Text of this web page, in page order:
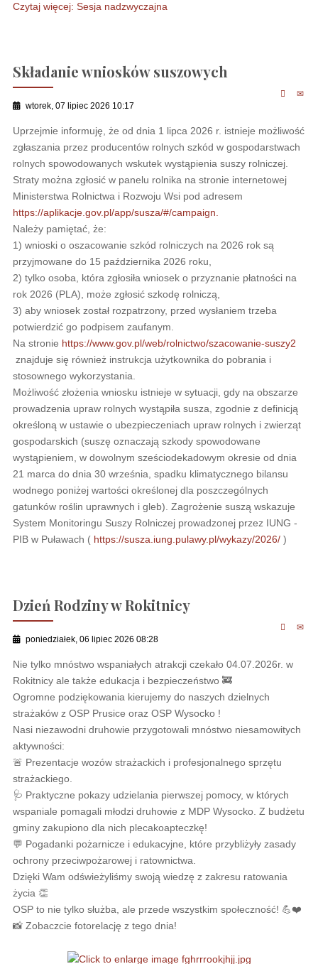
Czytaj więcej: Sesja nadzwyczajna
Składanie wniosków suszowych
wtorek, 07 lipiec 2026 10:17
Uprzejmie informuję, że od dnia 1 lipca 2026 r. istnieje możliwość
zgłaszania przez producentów rolnych szkód w gospodarstwach
rolnych spowodowanych wskutek wystąpienia suszy rolniczej.
Straty można zgłosić w panelu rolnika na stronie internetowej
Ministerstwa Rolnictwa i Rozwoju Wsi pod adresem
https://aplikacje.gov.pl/app/susza/#/campaign.
Należy pamiętać, że:
1) wnioski o oszacowanie szkód rolniczych na 2026 rok są
przyjmowane do 15 października 2026 roku,
2) tylko osoba, która zgłosiła wniosek o przyznanie płatności na
rok 2026 (PLA), może zgłosić szkodę rolniczą,
3) aby wniosek został rozpatrzony, przed wysłaniem trzeba
potwierdzić go podpisem zaufanym.
Na stronie https://www.gov.pl/web/rolnictwo/szacowanie-suszy2
znajduje się również instrukcja użytkownika do pobrania i
stosownego wykorzystania.
Możliwość złożenia wniosku istnieje w sytuacji, gdy na obszarze
prowadzenia upraw rolnych wystąpiła susza, zgodnie z definicją
określoną w ustawie o ubezpieczeniach upraw rolnych i zwierząt
gospodarskich (suszę oznaczają szkody spowodowane
wystąpieniem, w dowolnym sześciodekadowym okresie od dnia
21 marca do dnia 30 września, spadku klimatycznego bilansu
wodnego poniżej wartości określonej dla poszczególnych
gatunków roślin uprawnych i gleb). Zagrożenie suszą wskazuje
System Monitoringu Suszy Rolniczej prowadzonej przez IUNG -
PIB w Puławach ( https://susza.iung.pulawy.pl/wykazy/2026/)
Dzień Rodziny w Rokitnicy
poniedziałek, 06 lipiec 2026 08:28
Nie tylko mnóstwo wspaniałych atrakcji czekało 04.07.2026r. w
Rokitnicy ale także edukacja i bezpieczeństwo 🚒
Ogromne podziękowania kierujemy do naszych dzielnych
strażaków z OSP Prusice oraz OSP Wysocko !
Nasi niezawodni druhowie przygotowali mnóstwo niesamowitych
aktywności:
🚨 Prezentacje wozów strażackich i profesjonalnego sprzętu
strażackiego.
🩺 Praktyczne pokazy udzielania pierwszej pomocy, w których
wspaniale pomagali młodzi druhowie z MDP Wysocko. Z budżetu
gminy zakupiono dla nich plecakoapteczkę!
💬 Pogadanki pożarnicze i edukacyjne, które przybliżyły zasady
ochrony przeciwpożarowej i ratownictwa.
Dzięki Wam odświeżyliśmy swoją wiedzę z zakresu ratowania
życia 👏
OSP to nie tylko służba, ale przede wszystkim społeczność! 💪❤️
📸 Zobaczcie fotorelację z tego dnia!